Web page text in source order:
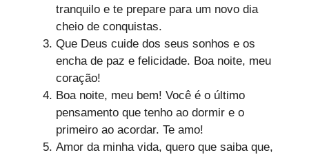
tranquilo e te prepare para um novo dia
cheio de conquistas.
Que Deus cuide dos seus sonhos e os
encha de paz e felicidade. Boa noite, meu
coração!
Boa noite, meu bem! Você é o último
pensamento que tenho ao dormir e o
primeiro ao acordar. Te amo!
Amor da minha vida, quero que saiba que,